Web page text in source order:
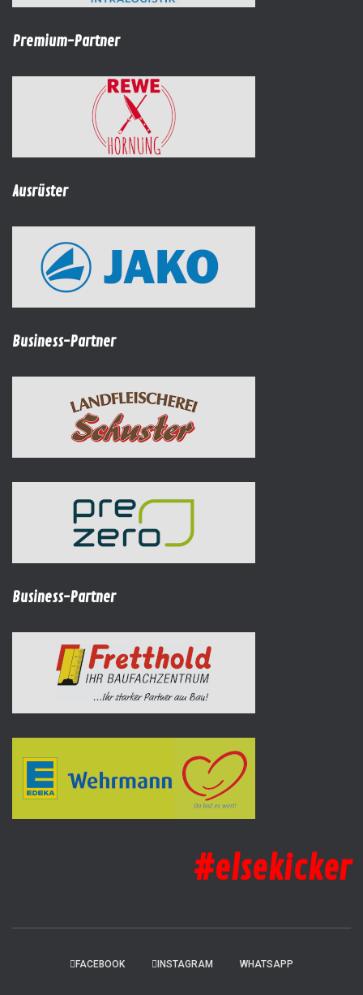
Premium-Partner
Ausrüster
Business-Partner
Business-Partner
#elsekicker
FACEBOOK INSTAGRAM WHATSAPP